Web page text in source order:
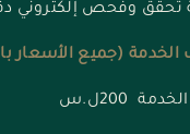
تحقق وفحص إلكتروني
الخدمة (جميع الأسعار
200ل.س